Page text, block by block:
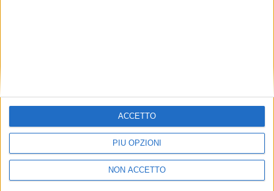
PIÙ OPZIONI
NON ACCETTO
ACCETTO